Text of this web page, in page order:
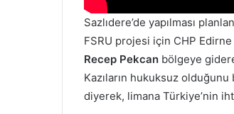
Sazlıdere’de yapılması
FSRU projesi için CHP
Recep Pekcan bölgeye
Kazıların hukuksuz
diyerek, limana Türkiye’nin